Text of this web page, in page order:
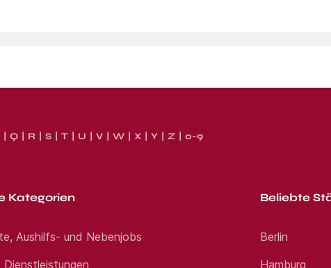
Q R S T U V W X Y Z 0-9
Kategorien
Aushilfs- und Nebenjobs
Dienstleistungen
Beliebte
Berlin
Hamburg